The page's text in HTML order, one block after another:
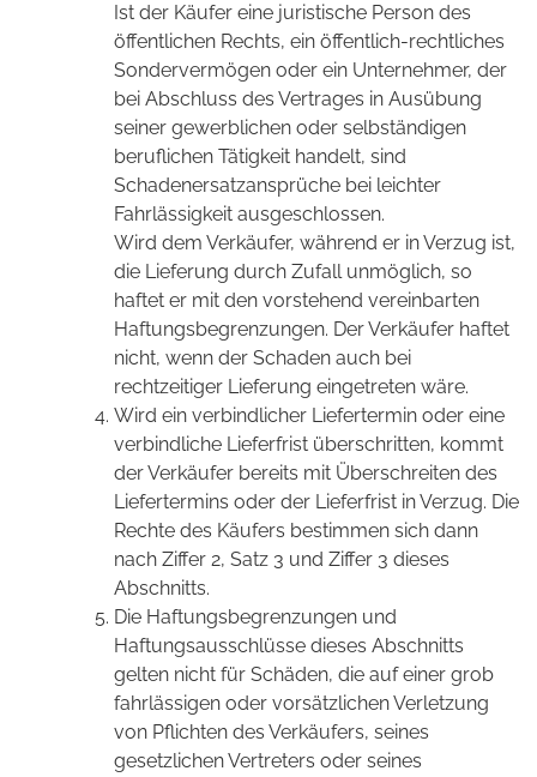
Ist der Käufer eine juristische Person des
öffentlichen Rechts, ein öffentlich-rechtliches
Sondervermögen oder ein Unternehmer, der
bei Abschluss des Vertrages in Ausübung
seiner gewerblichen oder selbständigen
beruflichen Tätigkeit handelt, sind
Schadenersatzansprüche bei leichter
Fahrlässigkeit ausgeschlossen.
Wird dem Verkäufer, während er in Verzug ist,
die Lieferung durch Zufall unmöglich, so
haftet er mit den vorstehend vereinbarten
Haftungsbegrenzungen. Der Verkäufer haftet
nicht, wenn der Schaden auch bei
rechtzeitiger Lieferung eingetreten wäre.
Wird ein verbindlicher Liefertermin oder eine
verbindliche Lieferfrist überschritten, kommt
der Verkäufer bereits mit Überschreiten des
Liefertermins oder der Lieferfrist in Verzug. Die
Rechte des Käufers bestimmen sich dann
nach Ziffer 2, Satz 3 und Ziffer 3 dieses
Abschnitts.
Die Haftungsbegrenzungen und
Haftungsausschlüsse dieses Abschnitts
gelten nicht für Schäden, die auf einer grob
fahrlässigen oder vorsätzlichen Verletzung
von Pflichten des Verkäufers, seines
gesetzlichen Vertreters oder seines